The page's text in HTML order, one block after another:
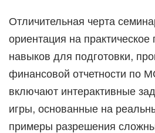
Отличительная черта
ориентация на
навыков для подготовки,
финансовой отчетности по
включают интерактивные
игры, основанные на
примеры разрешения